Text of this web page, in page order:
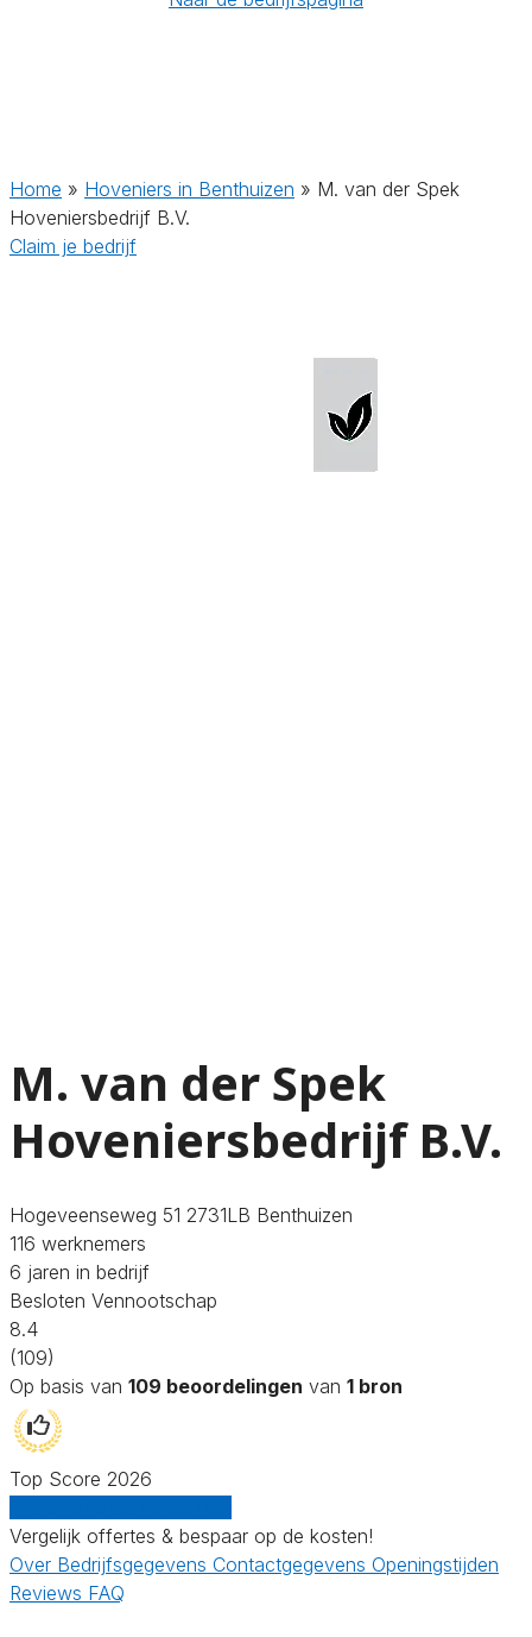
Home » Hoveniers in Benthuizen » M. van der Spek
Hoveniersbedrijf B.V.
Claim je bedrijf
M. van der Spek
Hoveniersbedrijf B.V.
Hogeveenseweg 51 2731LB Benthuizen
116 werknemers
6 jaren in bedrijf
Besloten Vennootschap
8.4
(109)
Op basis van 109 beoordelingen van 1 bron
Top Score 2026
Vergelijk offertes & bespaar op de kosten!
Over Bedrijfsgegevens Contactgegevens Openingstijden
Reviews FAQ